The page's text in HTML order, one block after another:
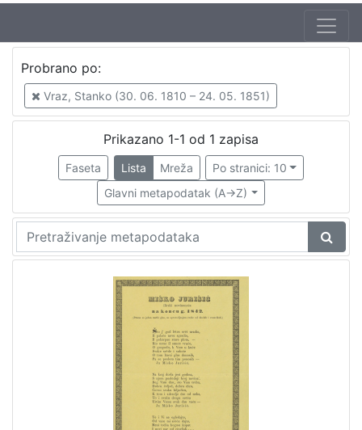
Jezik
hrvatski
Sitni tisak
Probrano po:
Vraz, Stanko (30. 06. 1810 – 24. 05. 1851)
Prikazano 1-1 od 1 zapisa
Faseta Lista Mreža
Po stranici: 10
Glavni metapodatak (A->Z)